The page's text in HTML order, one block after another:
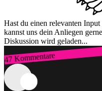
Hast du einen relevanten
kannst uns dein Anliegen
Diskussion wird geladen...
47 Kommentare
Zum Login